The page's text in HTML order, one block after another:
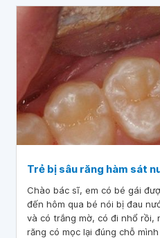
Trẻ bị sâu răng hàm sát
Chào bác sĩ, em có bé gái
đến hôm qua bé nói bị đau
và có trắng mờ, có đi nhổ rồi,
răng có mọc lại đúng chỗ